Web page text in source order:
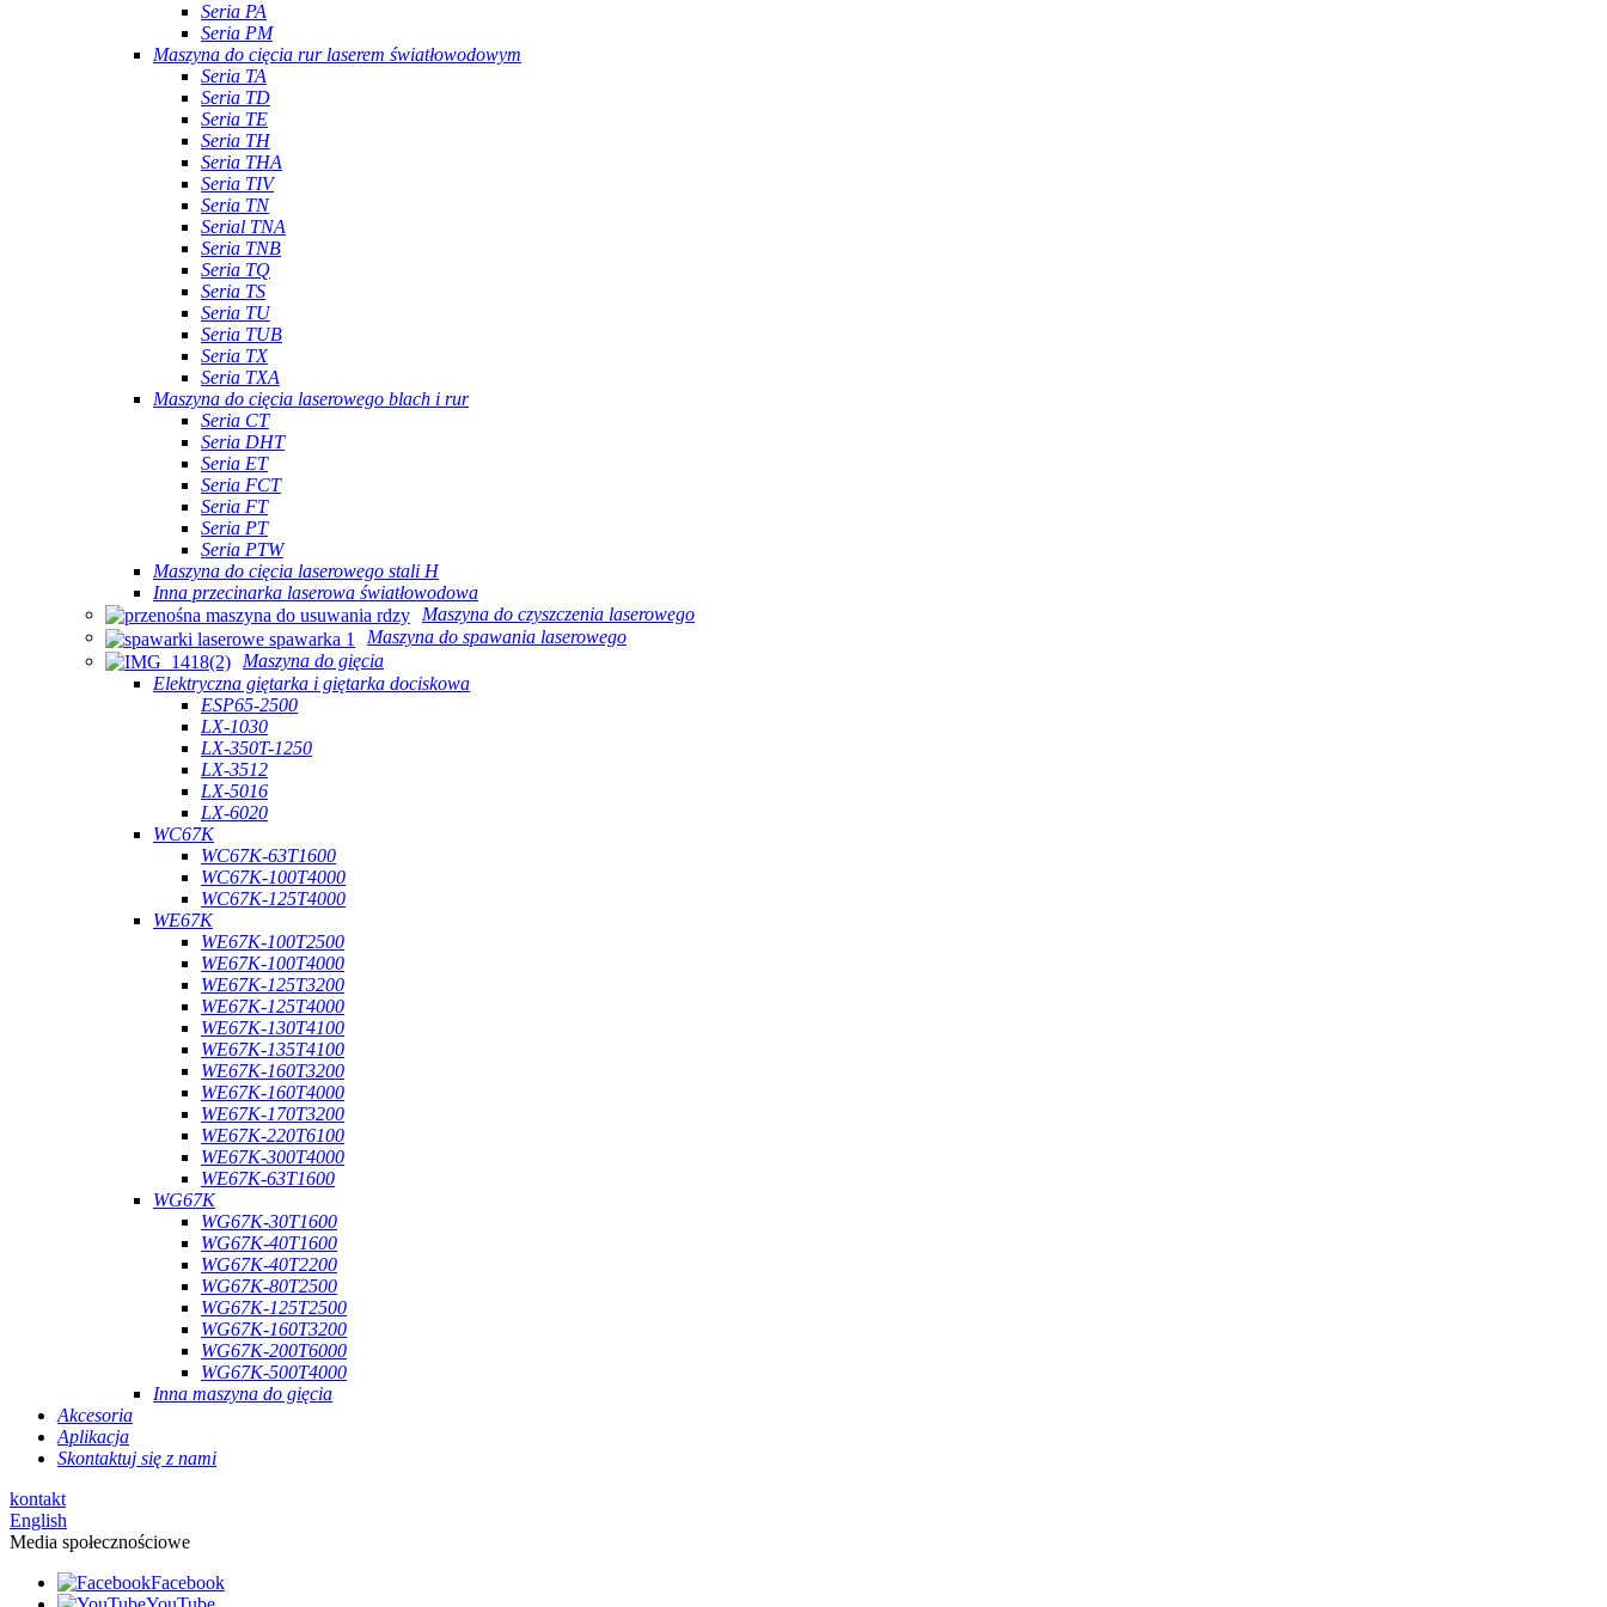
Seria PA
Seria PM
Maszyna do cięcia rur laserem światłowodowym
Seria TA
Seria TD
Seria TE
Seria TH
Seria THA
Seria TIV
Seria TN
Serial TNA
Seria TNB
Seria TQ
Seria TS
Seria TU
Seria TUB
Seria TX
Seria TXA
Maszyna do cięcia laserowego blach i rur
Seria CT
Seria DHT
Seria ET
Seria FCT
Seria FT
Seria PT
Seria PTW
Maszyna do cięcia laserowego stali H
Inna przecinarka laserowa światłowodowa
Maszyna do czyszczenia laserowego
Maszyna do spawania laserowego
Maszyna do gięcia
Elektryczna giętarka i giętarka dociskowa
ESP65-2500
LX-1030
LX-350T-1250
LX-3512
LX-5016
LX-6020
WC67K
WC67K-63T1600
WC67K-100T4000
WC67K-125T4000
WE67K
WE67K-100T2500
WE67K-100T4000
WE67K-125T3200
WE67K-125T4000
WE67K-130T4100
WE67K-135T4100
WE67K-160T3200
WE67K-160T4000
WE67K-170T3200
WE67K-220T6100
WE67K-300T4000
WE67K-63T1600
WG67K
WG67K-30T1600
WG67K-40T1600
WG67K-40T2200
WG67K-80T2500
WG67K-125T2500
WG67K-160T3200
WG67K-200T6000
WG67K-500T4000
Inna maszyna do gięcia
Akcesoria
Aplikacja
Skontaktuj się z nami
kontakt
English
Media społecznościowe
Facebook